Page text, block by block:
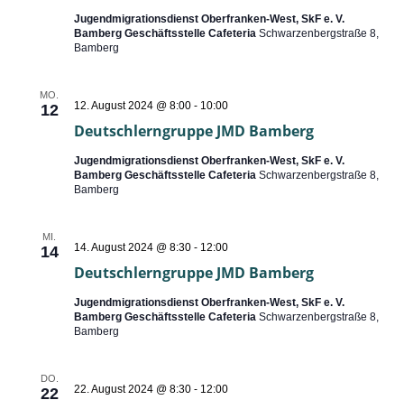
Jugendmigrationsdienst Oberfranken-West, SkF e. V.
Bamberg Geschäftsstelle Cafeteria Schwarzenbergstraße 8,
Bamberg
MO.
12
Deutschlerngruppe JMD Bamberg
12. August 2024 @ 8:00- 10:00
Bamberg
Jugendmigrationsdienst Oberfranken-West, SkF e. V.
Bamberg Geschäftsstelle Cafeteria Schwarzenbergstraße 8,
Bamberg
MI.
14
Deutschlerngruppe JMD Bamberg
14. August 2024 @ 8:30- 12:00
Bamberg
Jugendmigrationsdienst Oberfranken-West, SkF e. V.
Bamberg Geschäftsstelle Cafeteria Schwarzenbergstraße 8,
Bamberg
DO.
22 22. August 2024 @ 8:30- 12:00